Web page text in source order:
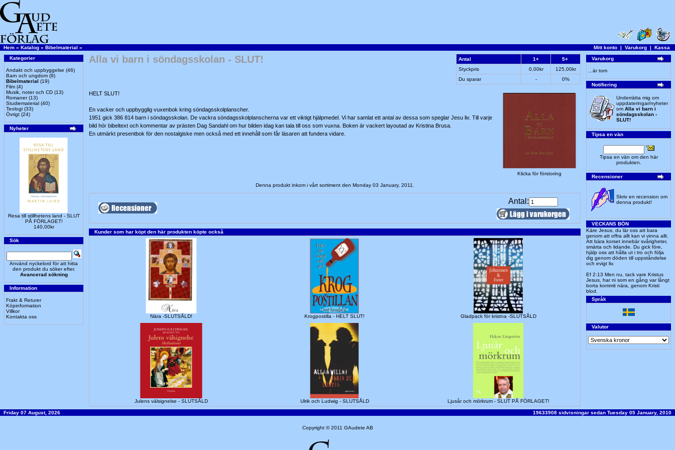
Hem » Katalog » Bibelmaterial » Mitt konto | Varukorg | Kassa
Kategorier
Andakt och uppbyggelse (46)
Barn och ungdom (9)
Bibelmaterial (19)
Film (4)
Musik, noter och CD (13)
Romaner(13)
Studiematerial (40)
Teologi (33)
Övrigt (24)
Nyheter
Resa till stillhetens land - SLUT
PÅ FÖRLAGET!
140,00kr
Sök
Använd nyckelord för att hitta
den produkt du söker efter.
Avancerad sökning
Information
Frakt & Returer
Köpinformation
Villkor
Kontakta oss
Alla vi barn i söndagsskolan - SLUT! Antal 1+
5+
Styckpris
0,00kr
125,00kr
Du sparar
- 0%
Klicka för förstoring
HELT SLUT!
En vacker och uppbygglig vuxenbok kring söndagsskolplanscher.
1951 gick 386 814 barn i söndagsskolan. De vackra söndagsskolplanscherna var ett viktigt hjälpmedel. Vi har samlat ett antal av dessa som speglar Jesu liv. Till varje
bild hör bibeltext och kommentar av prästen Dag Sandahl om hur bilden idag kan tala till oss som vuxna. Boken är vackert layoutad av Kristina Brusa.
En utmärkt presentbok för den nostalgiske men också med ett innehåll som får läsaren att fundera vidare.
Denna produkt inkom i vårt sortiment den Monday 03 January, 2011.
Antal:
Kunder som har köpt den här produkten köpte också
Nära -SLUTSÅLD! Krogpostilla - HELT SLUT! Gladpack för kristna -SLUTSÅLD
Julens välsignelse - SLUTSÅLD Ulrik och Ludwig - SLUTSÅLD Ljusår och mörkrum - SLUT PÅ FÖRLAGET!
Varukorg
...är tom
Notifiering
Underrätta mig om
uppdateringar/nyheter
om Alla vi barn i
söndagsskolan -
SLUT!
Tipsa en vän
Tipsa en vän om den här
produkten.
Recensioner
Skriv en recension om
denna produkt!
VECKANS BÖN
Käre Jesus, du lär oss att bara
genom att offra allt kan vi vinna allt.
Att bära korset innebär svårigheter,
smärta och lidande. Du gick före,
hjälp oss att hålla ut i tro och följa
dig genom döden till uppståndelse
och evigt liv.
Ef 2:13 Men nu, tack vare Kristus
Jesus, har ni som en gång var långt
borta kommit nära, genom Kristi
blod.
Språk
Valutor
Friday 07 August, 2026 19633908 sidvisningar sedan Tuesday 05 January, 2010
Copyright © 2011 GAudete AB